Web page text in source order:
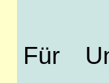
Für